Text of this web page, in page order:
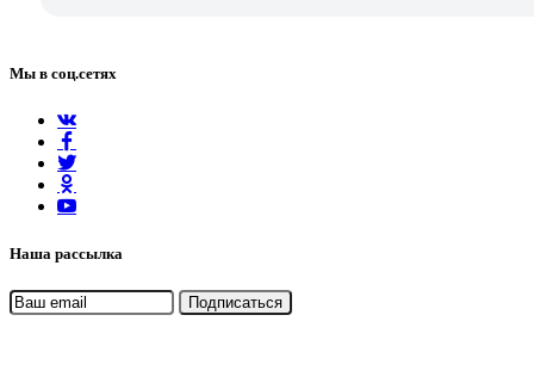
Мы в соц.сетях
Наша рассылка